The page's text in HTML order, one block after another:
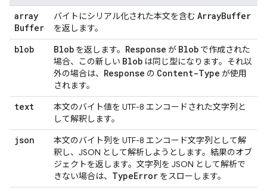
array
Buffer
バイトにシリアル化された本文を含む ArrayBuffer
を返します。
blob Blob を返します。 Response が Blob で作成された
場合、この新しい Blob は同じ型になります。それ以
外の場合は、 Response の Content-Type が使用
されます。
text
本文のバイト値を UTF-8 エンコードされた文字列と
して解釈します。
json
本文のバイト列を UTF-8 エンコード文字列として解
釈し、JSON として解析しようとします。結果のオブ
ジェクトを返します。文字列を JSON として解析で
きない場合は、 TypeError をスローします。